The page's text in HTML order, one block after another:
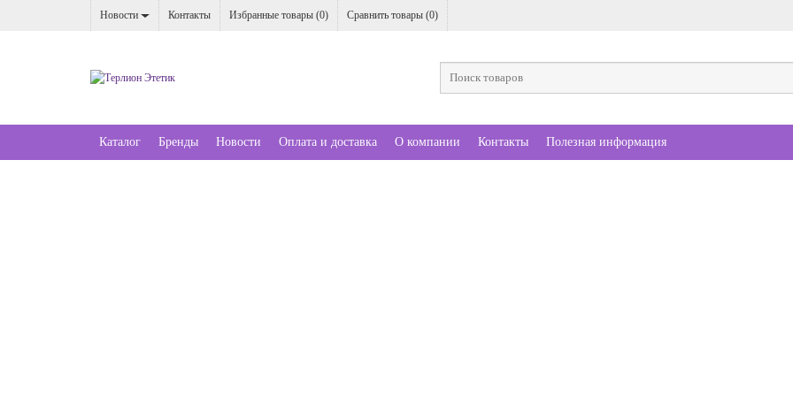
Новости Контакты Избранные товары (0) Сравнить товары (0)
Каталог Бренды Новости Оплата и доставка О компании Контакты Полезная информация